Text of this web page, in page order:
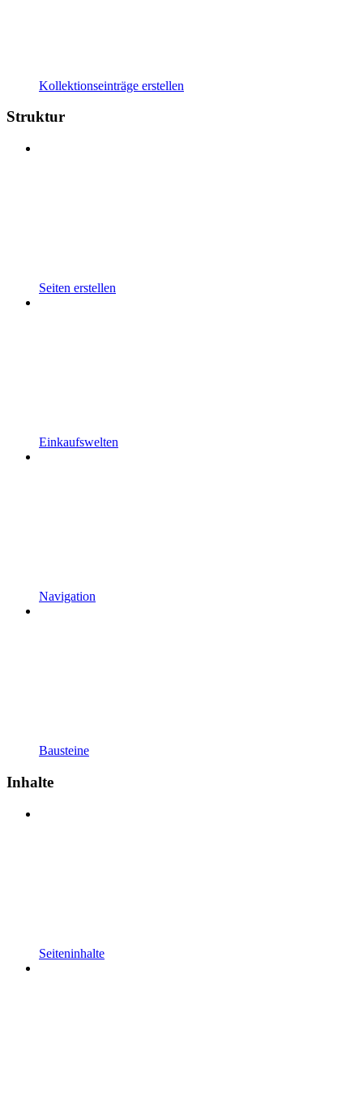
Kollektionseinträge erstellen
Struktur
Seiten erstellen
Einkaufswelten
Navigation
Bausteine
Inhalte
Seiteninhalte